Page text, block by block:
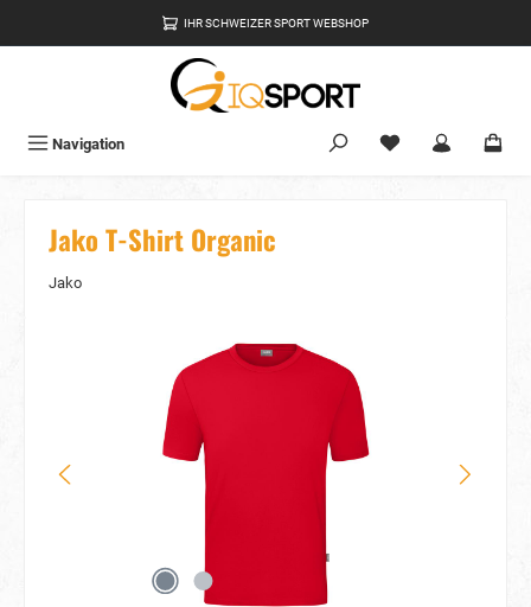
IHR SCHWEIZER SPORT WEBSHOP
Navigation Du hast 0
Jako T-Shirt Organic
Jako
Bildergalerie überspringen